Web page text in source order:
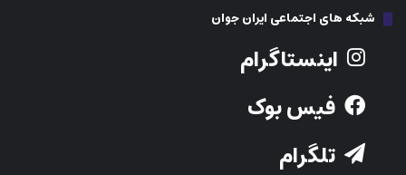
شبکه های اجتماعی ایران جوان
اینستاگرام
فیس بوک
تلگرام